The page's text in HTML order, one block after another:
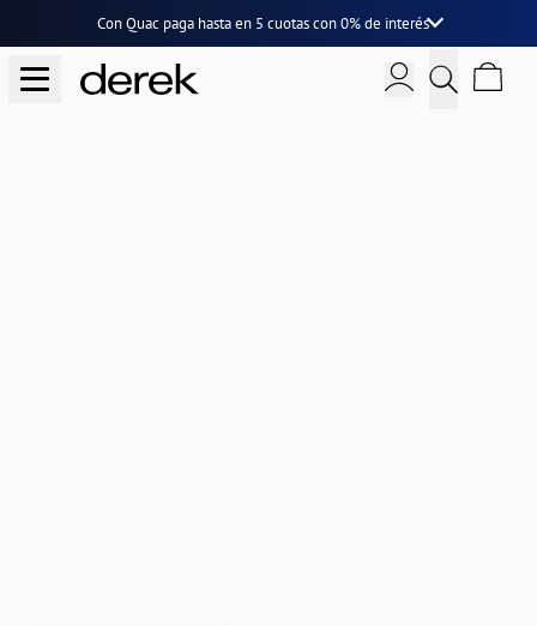
Con Quac paga hasta en 5 cuotascon0% de interés